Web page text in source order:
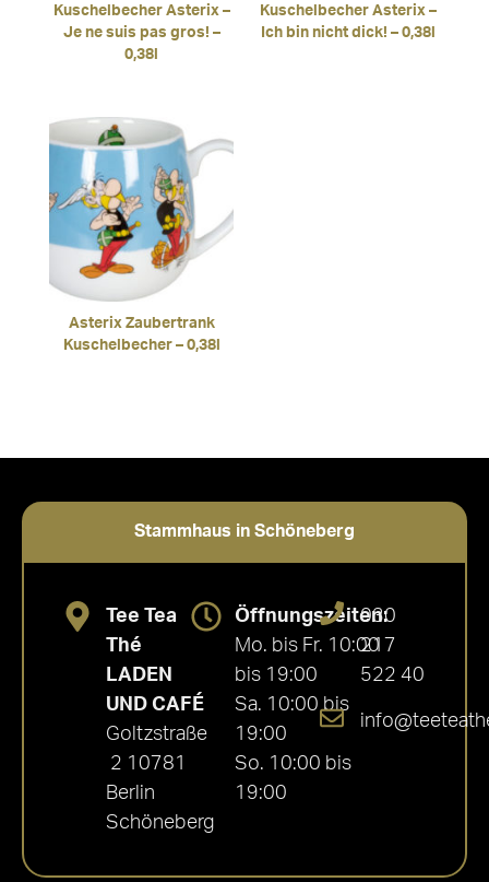
Kuschelbecher Asterix –
Je ne suis pas gros! –
0,38l
Kuschelbecher Asterix –
Ich bin nicht dick! – 0,38l
Asterix Zaubertrank
Kuschelbecher – 0,38l
Stammhaus in Schöneberg
Tee Tea
Thé
LADEN
UND CAFÉ
Goltzstraße
2 10781
Berlin
Schöneberg
Öffnungszeiten:
Mo. bis Fr. 10:00
bis 19:00
Sa. 10:00 bis
19:00
So. 10:00 bis
19:00
030
217
522 40